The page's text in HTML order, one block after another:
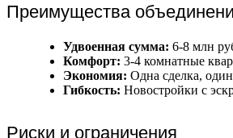
Преимущества
Удвоенная сумма: 6-8 млн
Комфорт: 3-4 комнатные
Экономия: Одна сделка, один
Гибкость: Новостройки с
Риски и ограничения